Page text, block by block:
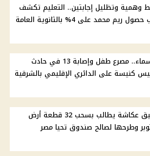
وهمية وتظليل إجابتين.. التعليم تكشف
ريم محمد على 4% بالثانوية العامة
بالأسماء.. مصرع طفل وإصابة 13 في حادث
كنيسة على الدائري الإقليمي بالشرقية
توفيق عكاشة يطالب بسحب 32 قطعة أرض
وطرحها لصالح صندوق تحيا مصر